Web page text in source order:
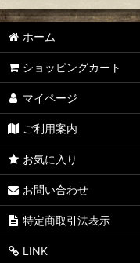
ホーム
ショッピングカート
マイページ
ご利用案内
お気に入り
お問い合わせ
特定商取引法表示
LINK